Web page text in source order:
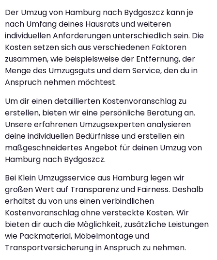
Der Umzug von Hamburg nach Bydgoszcz kann je
nach Umfang deines Hausrats und weiteren
individuellen Anforderungen unterschiedlich sein. Die
Kosten setzen sich aus verschiedenen Faktoren
zusammen, wie beispielsweise der Entfernung, der
Menge des Umzugsguts und dem Service, den du in
Anspruch nehmen möchtest.
Um dir einen detaillierten Kostenvoranschlag zu
erstellen, bieten wir eine persönliche Beratung an.
Unsere erfahrenen Umzugsexperten analysieren
deine individuellen Bedürfnisse und erstellen ein
maßgeschneidertes Angebot für deinen Umzug von
Hamburg nach Bydgoszcz.
Bei Klein Umzugsservice aus Hamburg legen wir
großen Wert auf Transparenz und Fairness. Deshalb
erhältst du von uns einen verbindlichen
Kostenvoranschlag ohne versteckte Kosten. Wir
bieten dir auch die Möglichkeit, zusätzliche Leistungen
wie Packmaterial, Möbelmontage und
Transportversicherung in Anspruch zu nehmen.